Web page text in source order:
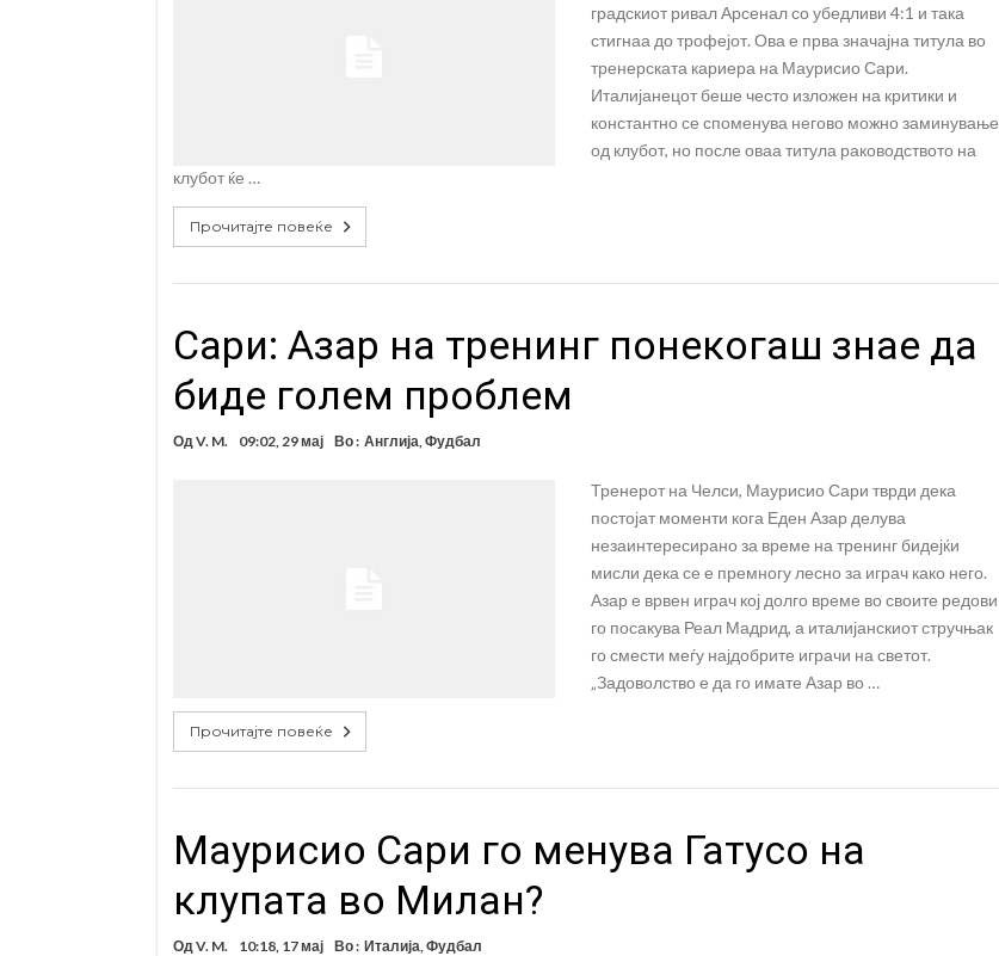
градскиот ривал Арсенал со убедливи 4:1 и така
стигнаа до трофејот. Ова е прва значајна титула во
тренерската кариера на Маурисио Сари.
Италијанецот беше често изложен на критики и
константно се споменува негово можно заминување
од клубот, но после оваа титула раководството на
клубот ќе …
Прочитајте повеќе
Сари: Азар на тренинг понекогаш знае да
биде голем проблем
Од V. M. 09:02, 29 мај Во : Англија Фудбал
Тренерот на Челси, Маурисио Сари тврди дека
постојат моменти кога Еден Азар делува
незаинтересирано за време на тренинг бидејќи
мисли дека се е премногу лесно за играч како него.
Азар е врвен играч кој долго време во своите редови
го посакува Реал Мадрид, а италијанскиот стручњак
го смести меѓу најдобрите играчи на светот.
„Задоволство е да го имате Азар во …
Прочитајте повеќе
Маурисио Сари го менува Гатусо на
клупата во Милан?
Од V. M. 10:18, 17 мај Во : Италија Фудбал